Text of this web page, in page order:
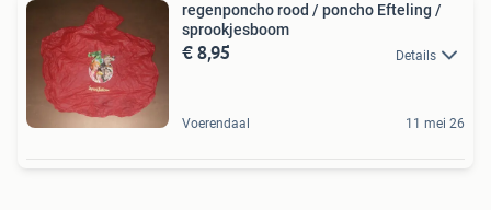
regenponcho rood / poncho Efteling /
sprookjesboom
€ 8,95 Details
Voerendaal 11 mei 26